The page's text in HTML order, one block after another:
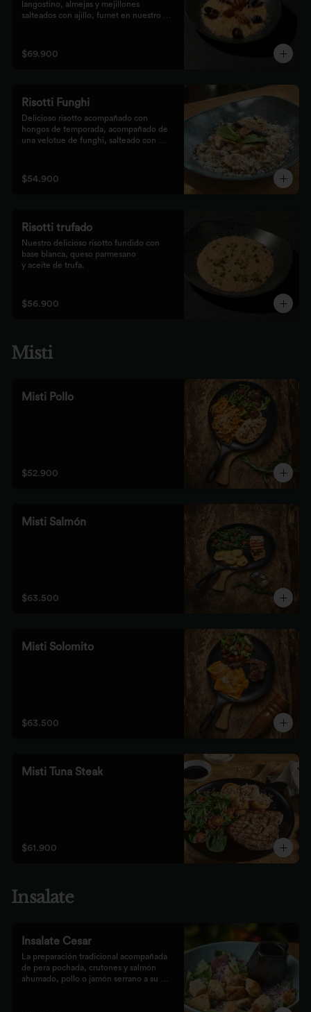
langostino, almejas y mejillones
salteados con ajillo, fumet en nuestro
$69.900
Risotti Funghi
Delicioso risotto acompañado con
hongos de temporada, acompañado de
una velotue de funghi, salteado con
$54.900
Risotti trufado
Nuestro delicioso risotto fundido con
base blanca, queso parmesano
y aceite de trufa.
$56.900
Misti
Misti Pollo
$52.900
Misti Salmón
$63.500
Misti Solomito
$63.500
Misti Tuna Steak
$61.900
Insalate
Insalate Cesar
La preparación tradicional acompañada
de pera pochada, crutones y salmón
ahumado, pollo o jamón serrano a su